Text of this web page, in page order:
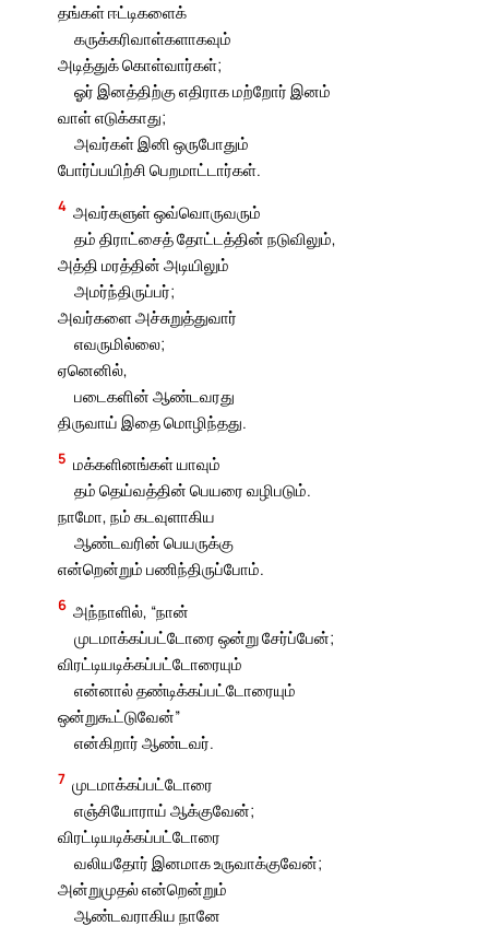
தங்கள் ஈட்டிகளைக்
கருக்கரிவாள்களாகவும்
அடித்துக் கொள்வார்கள்;
ஓர் இனத்திற்கு எதிராக மற்றோர் இனம்
வாள் எடுக்காது;
அவர்கள் இனி ஒருபோதும்
போர்ப்பயிற்சி பெறமாட்டார்கள்.
4 அவர்களுள் ஒவ்வொருவரும்
தம் திராட்சைத் தோட்டத்தின் நடுவிலும்,
அத்தி மரத்தின் அடியிலும்
அமர்ந்திருப்பர்;
அவர்களை அச்சுறுத்துவார்
எவருமில்லை;
ஏனெனில்,
படைகளின் ஆண்டவரது
திருவாய் இதை மொழிந்தது.
5 மக்களினங்கள் யாவும்
தம் தெய்வத்தின் பெயரை வழிபடும்.
நாமோ, நம் கடவுளாகிய
ஆண்டவரின் பெயருக்கு
என்றென்றும் பணிந்திருப்போம்.
6 அந்நாளில், “நான்
முடமாக்கப்பட்டோரை ஒன்று சேர்ப்பேன்;
விரட்டியடிக்கப்பட்டோரையும்
என்னால் தண்டிக்கப்பட்டோரையும்
ஒன்றுகூட்டுவேன்”
என்கிறார் ஆண்டவர்.
7 முடமாக்கப்பட்டோரை
எஞ்சியோராய் ஆக்குவேன்;
விரட்டியடிக்கப்பட்டோரை
வலியதோர் இனமாக உருவாக்குவேன்;
அன்றுமுதல் என்றென்றும்
ஆண்டவராகிய நானே